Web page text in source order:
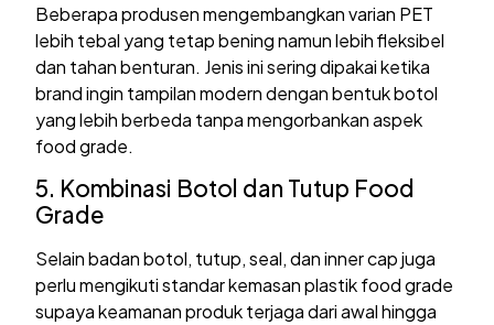
Beberapa produsen mengembangkan varian PET
lebih tebal yang tetap bening namun lebih fleksibel
dan tahan benturan. Jenis ini sering dipakai ketika
brand ingin tampilan modern dengan bentuk botol
yang lebih berbeda tanpa mengorbankan aspek
food grade.
5. Kombinasi Botol dan Tutup Food
Grade
Selain badan botol, tutup, seal, dan inner cap juga
perlu mengikuti standar kemasan plastik food grade
supaya keamanan produk terjaga dari awal hingga